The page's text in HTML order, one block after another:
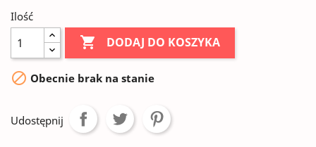
Ilość
 DODAJ DO KOSZYKA
 Obecnie brak na stanie
Udostępnij